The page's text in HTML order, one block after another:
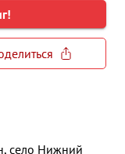
село Нижний